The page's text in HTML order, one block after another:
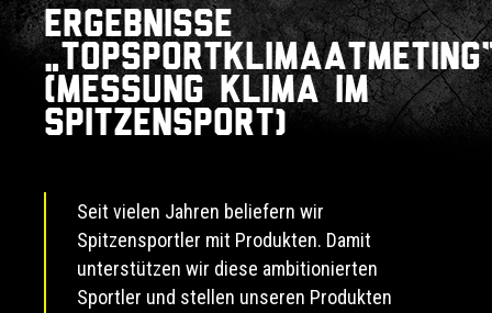
Ergebnisse
(Messung Klima im
Spitzensport)
Seit vielen Jahren beliefern wir
Spitzensportler mit Produkten. Damit
unterstützen wir diese ambitionierten
Sportler und stellen unseren Produkten